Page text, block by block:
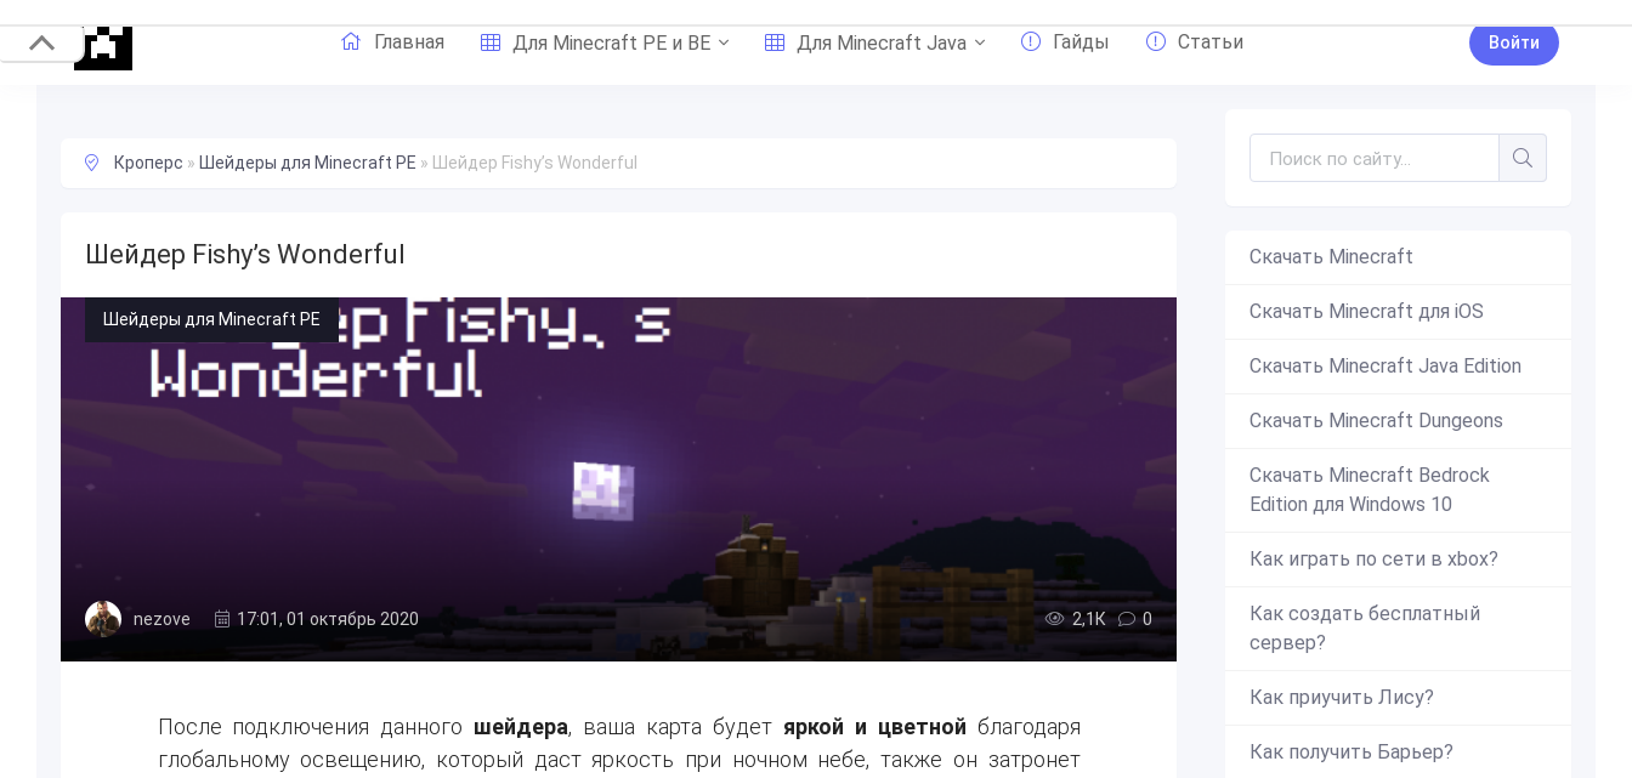
Главная Для Minecraft PE и BE Для Minecraft Java Гайды Статьи Войти
Кроперс » Шейдеры для Minecraft PE » Шейдер Fishy’s Wonderful
Шейдер Fishy’s Wonderful
Шейдеры для Minecraft PE
nezove 17:01, 01 октябрь 2020 2,1К 0
После подключения данного шейдера, ваша карта будет яркой и цветной благодаря
глобальному освещению, который даст яркость при ночном небе, также он затронет
Скачать Minecraft
Скачать Minecraft для iOS
Скачать Minecraft Java Edition
Скачать Minecraft Dungeons
Скачать Minecraft Bedrock
Edition для Windows 10
Как играть по сети в xbox?
Как создать бесплатный
сервер?
Как приучить Лису?
Как получить Барьер?